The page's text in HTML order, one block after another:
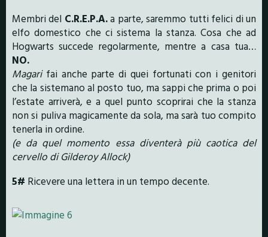
Membri del C.R.E.P.A.a parte, saremmo tutti felici di un
elfo domestico che ci sistema la stanza. Cosa che ad
Hogwarts succede regolarmente, mentre a casa tua…
NO.
Magarifai anche parte di quei fortunati con i genitori
che la sistemano al posto tuo, ma sappi che prima o poi
l’estate arriverà, e a quel punto scoprirai che la stanza
non si puliva magicamente da sola, ma sarà tuo compito
tenerla in ordine.
(e da quel momento essa diventerà più caotica del
cervello di Gilderoy Allock)
5# Ricevere una lettera in un tempo decente.